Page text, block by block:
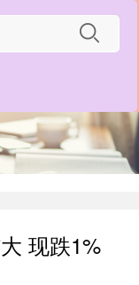
现跌1%